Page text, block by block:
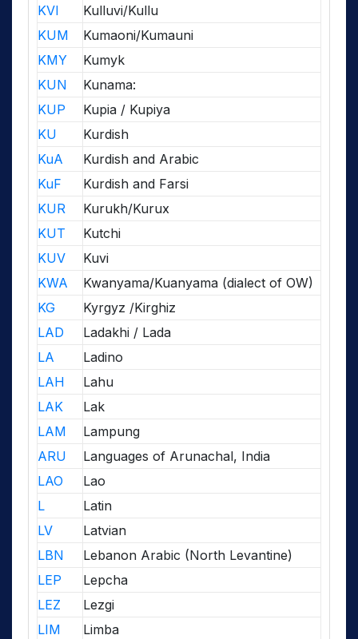
KVI
Kulluvi/Kullu
KUM
Kumaoni/Kumauni
KMY
Kumyk
KUN
Kunama:
KUP
Kupia / Kupiya
KU
Kurdish
KuA
Kurdish and Arabic
KuF
Kurdish and Farsi
KUR
Kurukh/Kurux
KUT
Kutchi
KUV
Kuvi
KWA
Kwanyama/Kuanyama (dialect of OW)
KG
Kyrgyz /Kirghiz
LAD
Ladakhi / Lada
LA
Ladino
LAH
Lahu
LAK
Lak
LAM
Lampung
ARU
Languages of Arunachal, India
LAO
Lao
L
Latin
LV
Latvian
LBN
Lebanon Arabic (North Levantine)
LEP
Lepcha
LEZ
Lezgi
LIM
Limba